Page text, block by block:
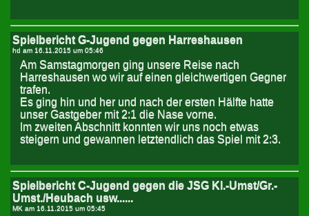
Spielbericht G-Jugend gegen Harreshausen
hd am 16.11.2015 um 05:46
Am Samstagmorgen ging unsere Reise nach
Harreshausen wo wir auf einen gleichwertigen Gegner
trafen.
Es ging hin und her und nach der ersten Hälfte hatte
unser Gastgeber mit 2:1 die Nase vorne.
Im zweiten Abschnitt konnten wir uns noch etwas
steigern und gewannen letztendlich das Spiel mit 2:3.
Spielbericht C-Jugend gegen die JSG Kl.-Umst/Gr.-
Umst./Heubach usw......
MK am 16.11.2015 um 05:45